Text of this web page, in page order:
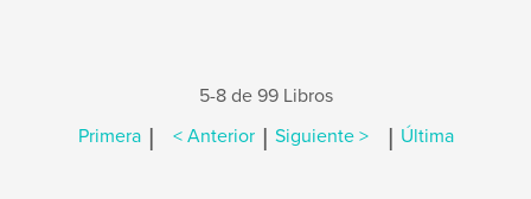
5-8 de 99 Libros
Primera | < Anterior | Siguiente > | Última